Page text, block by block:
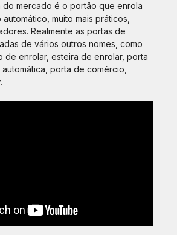
do mercado é o portão que enrola
muito mais práticos,
Realmente as portas de
de vários outros nomes, como
de enrolar, esteira de enrolar, porta
porta de comércio,